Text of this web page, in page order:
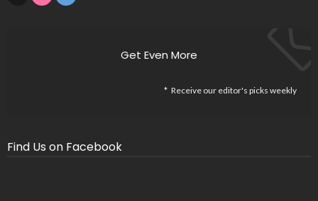
Get Even More
Receive our editor's picks weekly
Find Us on Facebook